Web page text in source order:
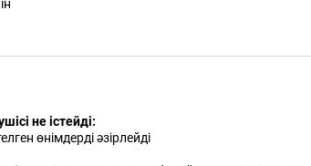
не істейді:
өнімдерді әзірлейді